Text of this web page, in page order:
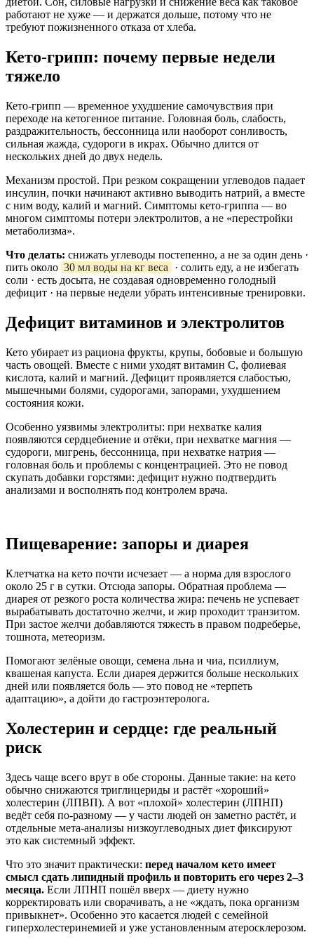
работают не хуже — и держатся дольше, потому что не
требуют пожизненного отказа от хлеба.
Кето-грипп: почему первые недели
тяжело
Кето-грипп — временное ухудшение самочувствия при
переходе на кетогенное питание. Головная боль, слабость,
раздражительность, бессонница или наоборот сонливость,
сильная жажда, судороги в икрах. Обычно длится от
нескольких дней до двух недель.
Механизм простой. При резком сокращении углеводов падает
инсулин, почки начинают активно выводить натрий, а вместе
с ним воду, калий и магний. Симптомы кето-гриппа — во
многом симптомы потери электролитов, а не «перестройки
метаболизма».
Что делать: снижать углеводы постепенно, а не за один день ·
пить около 30 мл воды на кг веса
· солить еду, а не избегать
соли · есть досыта, не создавая одновременно голодный
дефицит · на первые недели убрать интенсивные тренировки.
Дефицит витаминов и электролитов
Кето убирает из рациона фрукты, крупы, бобовые и большую
часть овощей. Вместе с ними уходят витамин C, фолиевая
кислота, калий и магний. Дефицит проявляется слабостью,
мышечными болями, судорогами, запорами, ухудшением
состояния кожи.
Особенно уязвимы электролиты: при нехватке калия
появляются сердцебиение и отёки, при нехватке магния —
судороги, мигрень, бессонница, при нехватке натрия —
головная боль и проблемы с концентрацией. Это не повод
скупать добавки горстями: дефицит нужно подтвердить
анализами и восполнять под контролем врача.
Пищеварение: запоры и диарея
Клетчатка на кето почти исчезает — а норма для взрослого
около 25 г в сутки. Отсюда запоры. Обратная проблема —
диарея от резкого роста количества жира: печень не успевает
вырабатывать достаточно желчи, и жир проходит транзитом.
При застое желчи добавляются тяжесть в правом подреберье,
тошнота, метеоризм.
Помогают зелёные овощи, семена льна и чиа, псиллиум,
квашеная капуста. Если диарея держится больше нескольких
дней или появляется боль — это повод не «терпеть
адаптацию», а дойти до гастроэнтеролога.
Холестерин и сердце: где реальный
риск
Здесь чаще всего врут в обе стороны. Данные такие: на кето
обычно снижаются триглицериды и растёт «хороший»
холестерин (ЛПВП). А вот «плохой» холестерин (ЛПНП)
ведёт себя по-разному — у части людей он заметно растёт, и
отдельные мета-анализы низкоуглеводных диет фиксируют
это как системный эффект.
Что это значит практически: перед началом кето имеет
смысл сдать липидный профиль и повторить его через 2–3
месяца. Если ЛПНП пошёл вверх — диету нужно
корректировать или сворачивать, а не «ждать, пока организм
привыкнет». Особенно это касается людей с семейной
гиперхолестеринемией и уже установленным атеросклерозом.